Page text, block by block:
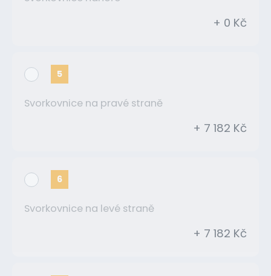
+ 0 Kč
5
Svorkovnice na pravé straně
+ 7 182 Kč
6
Svorkovnice na levé straně
+ 7 182 Kč